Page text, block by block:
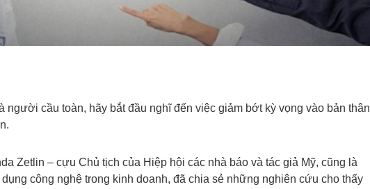
người cầu toàn, hãy bắt đầu nghĩ đến việc giảm bớt kỳ vọng vào bản thân
Zetlin – cựu Chủ tịch của Hiệp hội các nhà báo và tác giả Mỹ, cũng là
công nghệ trong kinh doanh, đã chia sẻ những nghiên cứu cho thấy